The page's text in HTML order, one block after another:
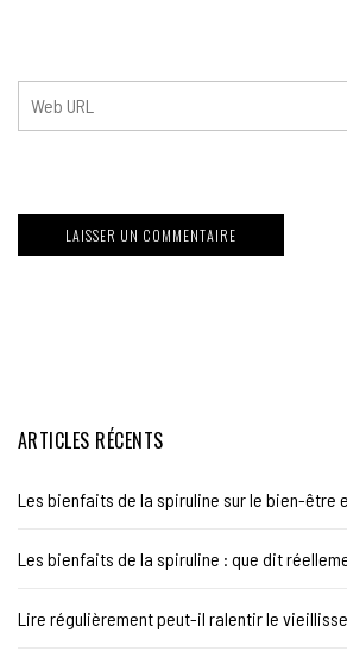
ARTICLES RÉCENTS
Les bienfaits de la spiruline sur le bien-être
Les bienfaits de la spiruline : que dit
Lire régulièrement peut-il ralentir le